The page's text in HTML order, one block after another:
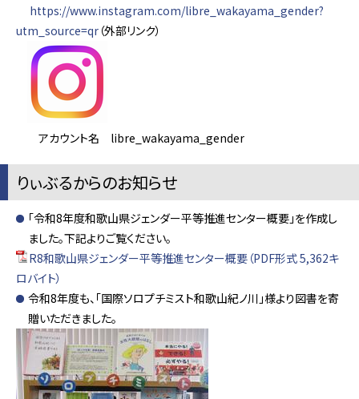
https://www.instagram.com/libre_wakayama_gender?
utm_source=qr （外部リンク）
アカウント名 libre_wakayama_gender
りぃぶるからのお知らせ
「令和8年度和歌山県ジェンダー平等推進センター概要」を作成し
ました。下記よりご覧ください。
R8和歌山県ジェンダー平等推進センター概要（PDF形式 5,362キ
ロバイト）
令和8年度も、「国際ソロプチミスト和歌山紀ノ川」様より図書を寄
贈いただきました。